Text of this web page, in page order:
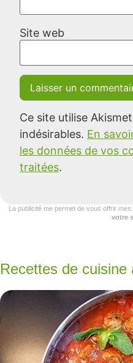
Site web
Ce site utilise
indésirables. En
les données de vos
traitées.
La publicité me permet de vous offrir
votre
Recettes de cuisine